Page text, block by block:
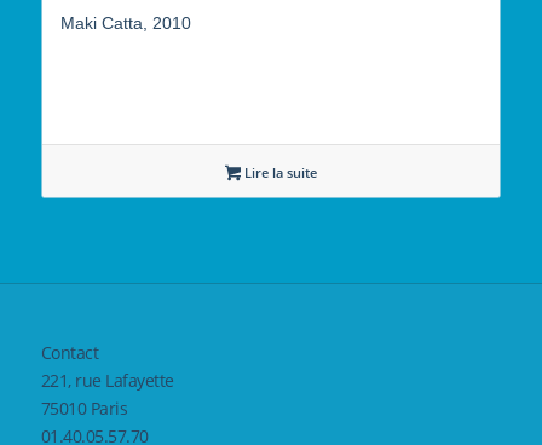
Maki Catta, 2010
Lire la suite
Contact
221, rue Lafayette
75010 Paris
01.40.05.57.70